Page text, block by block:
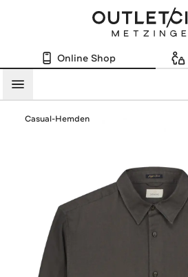
Online Shop
Menü
Casual-Hemden